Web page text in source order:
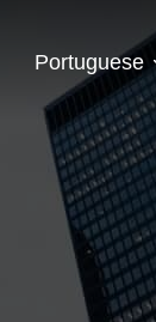
Portuguese